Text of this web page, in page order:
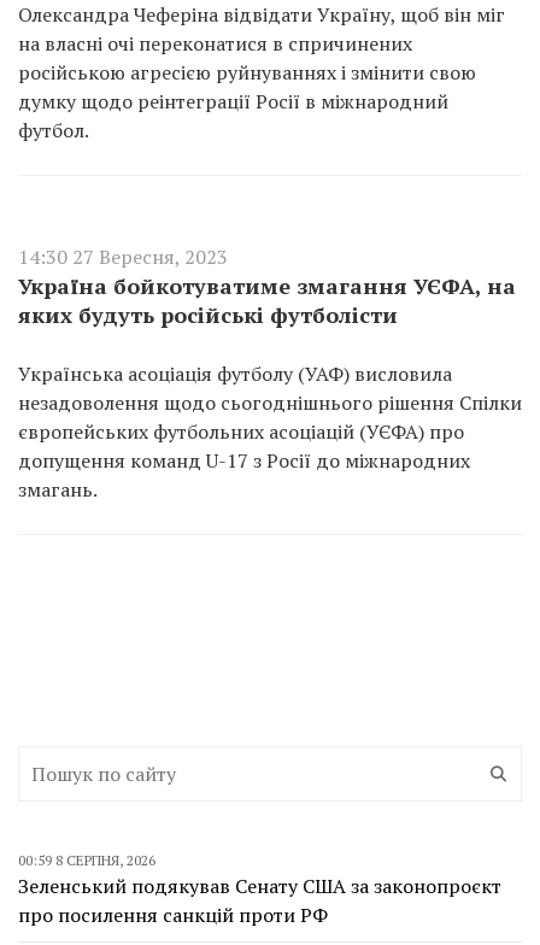
Олександра Чеферіна відвідати Україну, щоб він міг
на власні очі переконатися в спричинених
російською агресією руйнуваннях і змінити свою
думку щодо реінтеграції Росії в міжнародний
футбол.
14:30 27 Вересня, 2023
Україна бойкотуватиме змагання УЄФА, на
яких будуть російські футболісти
Українська асоціація футболу (УАФ) висловила
незадоволення щодо сьогоднішнього рішення Спілки
європейських футбольних асоціацій (УЄФА) про
допущення команд U-17 з Росії до міжнародних
змагань.
00:59 8 СЕРПНЯ, 2026
Зеленський подякував Сенату США за законопроєкт
про посилення санкцій проти РФ